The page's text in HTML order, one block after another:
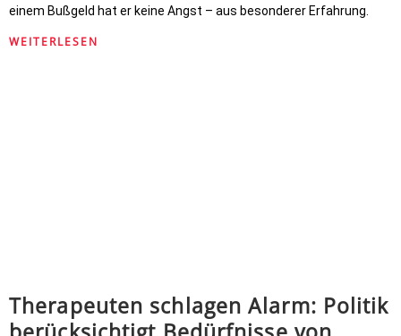
einem Bußgeld hat er keine Angst – aus besonderer Erfahrung.
WEITERLESEN
Therapeuten schlagen Alarm: Politik